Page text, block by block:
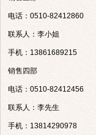
电话：0510-82412860
联系人：李小姐
手机：13861689215
销售四部
电话：0510-82412456
联系人：李先生
手机：13814290978